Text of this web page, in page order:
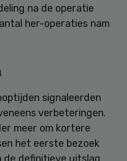
na de operatie
her-operaties nam
signaleerden
verbeteringen.
meer om kortere
het eerste bezoek
de definitieve uitslag